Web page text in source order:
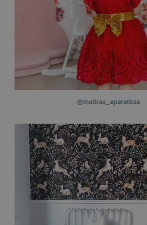
@matkaa_aparatkaa